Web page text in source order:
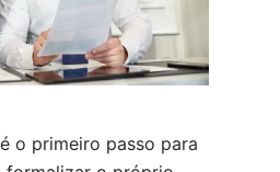
o primeiro passo para